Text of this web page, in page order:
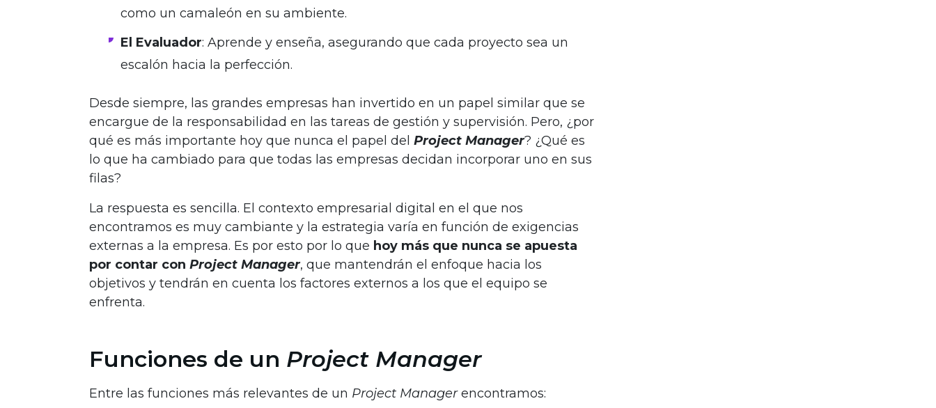
como un camaleón en su ambiente.
El Evaluador: Aprende y enseña, asegurando que cada proyecto sea un
escalón hacia la perfección.
Desde siempre, las grandes empresas han invertido en un papel similar que se
encargue de la responsabilidad en las tareas de gestión y supervisión. Pero, ¿por
qué es más importante hoy que nunca el papel del Project Manager? ¿Qué es
lo que ha cambiado para que todas las empresas decidan incorporar uno en sus
filas?
La respuesta es sencilla. El contexto empresarial digital en el que nos
encontramos es muy cambiante y la estrategia varía en función de exigencias
externas a la empresa. Es por esto por lo que hoy más que nunca se apuesta
por contar con Project Manager, que mantendrán el enfoque hacia los
objetivos y tendrán en cuenta los factores externos a los que el equipo se
enfrenta.
Funciones de un Project Manager
Entre las funciones más relevantes de un Project Managerencontramos: